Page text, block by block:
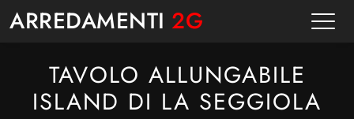
ARREDAMENTI 2G
TAVOLO ALLUNGABILE
ISLAND DI LA SEGGIOLA